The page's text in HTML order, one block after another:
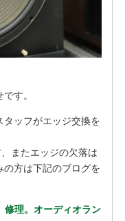
す。
タッフがエッジ交換を
またエッジの欠落は
の方は下記のブログを
修理。オーディオラン